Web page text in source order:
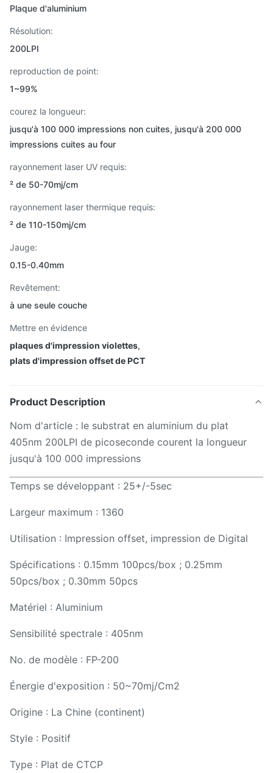
Plaque d'aluminium
Résolution:
200LPI
reproduction de point:
1~99%
courez la longueur:
jusqu'à 100 000 impressions non cuites, jusqu'à 200 000
impressions cuites au four
rayonnement laser UV requis:
² de 50-70mj/cm
rayonnement laser thermique requis:
² de 110-150mj/cm
Jauge:
0.15-0.40mm
Revêtement:
à une seule couche
Mettre en évidence
plaques d'impression violettes,
plats d'impression offset de PCT
Product Description
Nom d'article : le substrat en aluminium du plat
405nm 200LPI de picoseconde courent la longueur
jusqu'à 100 000 impressions
Temps se développant : 25+/-5sec
Largeur maximum : 1360
Utilisation : Impression offset, impression de Digital
Spécifications : 0.15mm 100pcs/box ; 0.25mm
50pcs/box ; 0.30mm 50pcs
Matériel : Aluminium
Sensibilité spectrale : 405nm
No. de modèle : FP-200
Énergie d'exposition : 50~70mj/Cm2
Origine : La Chine (continent)
Style : Positif
Type : Plat de CTCP